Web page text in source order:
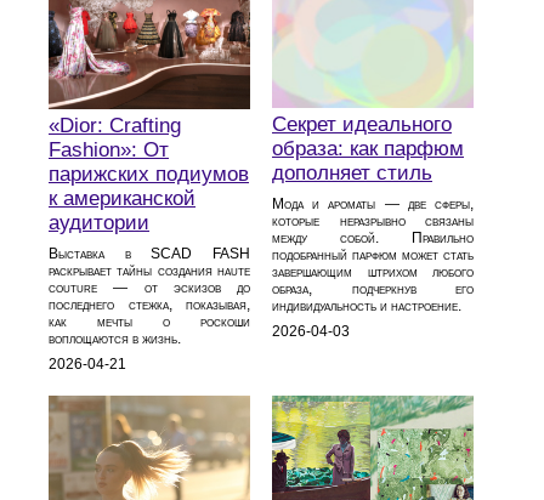
«Dior: Crafting
Fashion»: От
парижских подиумов
к американской
аудитории
Выставка в SCAD FASH
раскрывает тайны создания haute
couture — от эскизов до
последнего стежка, показывая,
как мечты о роскоши
воплощаются в жизнь.
2026-04-21
Секрет идеального
образа: как парфюм
дополняет стиль
Мода и ароматы — две сферы,
которые неразрывно связаны
между собой. Правильно
подобранный парфюм может стать
завершающим штрихом любого
образа, подчеркнув его
индивидуальность и настроение.
2026-04-03